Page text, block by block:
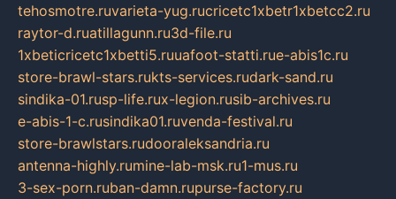
tehosmotre.ruvarieta-yug.rucricetc1xbetr1xbetcc2.ru
raytor-d.ruatillagunn.ru3d-file.ru
1xbeticricetc1xbetti5.ruuafoot-statti.rue-abis1c.ru
store-brawl-stars.rukts-services.rudark-sand.ru
sindika-01.rusp-life.rux-legion.rusib-archives.ru
e-abis-1-c.rusindika01.ruvenda-festival.ru
store-brawlstars.rudooraleksandria.ru
antenna-highly.rumine-lab-msk.ru1-mus.ru
3-sex-porn.ruban-damn.rupurse-factory.ru